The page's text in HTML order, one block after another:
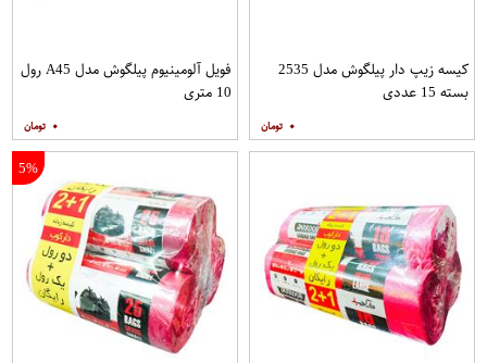
کیسه زیپ دار پیلگوش مدل 2535
بسته 15 عددی
۰
فویل آلومینیوم پیلگوش مدل A45 رول
10 متری
۰
5%